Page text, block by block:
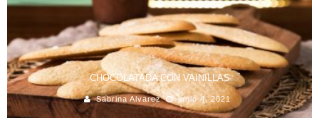
CHOCOLATADA CON VAINILLAS
Sabrina Alvarez junio 4, 2021